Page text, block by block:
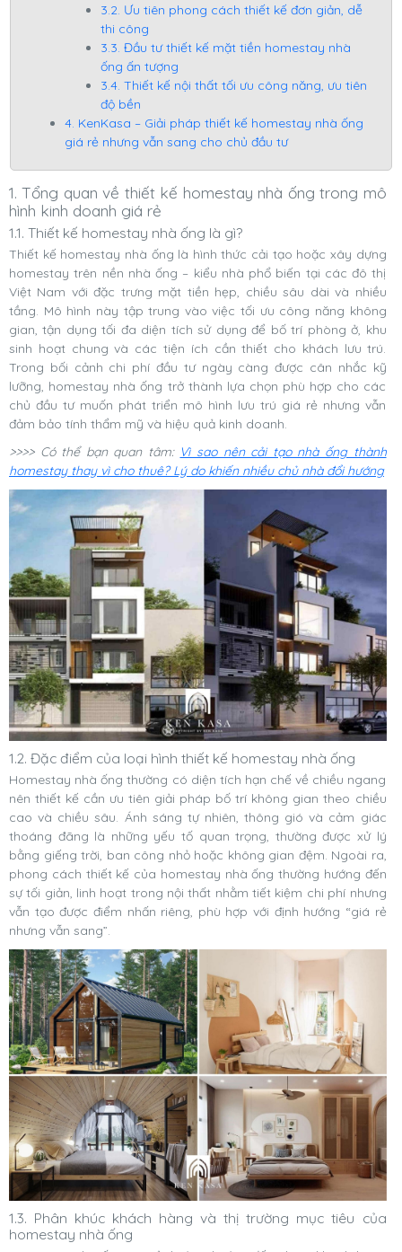
3.2. Ưu tiên phong cách thiết kế đơn giản, dễ
thi công
3.3. Đầu tư thiết kế mặt tiền homestay nhà
ống ấn tượng
3.4. Thiết kế nội thất tối ưu công năng, ưu tiên
độ bền
4. KenKasa – Giải pháp thiết kế homestay nhà ống
giá rẻ nhưng vẫn sang cho chủ đầu tư
1. Tổng quan về thiết kế homestay nhà ống trong mô
hình kinh doanh giá rẻ
1.1. Thiết kế homestay nhà ống là gì?
Thiết kế homestay nhà ống là hình thức cải tạo hoặc xây dựng
homestay trên nền nhà ống – kiểu nhà phổ biến tại các đô thị
Việt Nam với đặc trưng mặt tiền hẹp, chiều sâu dài và nhiều
tầng. Mô hình này tập trung vào việc tối ưu công năng không
gian, tận dụng tối đa diện tích sử dụng để bố trí phòng ở, khu
sinh hoạt chung và các tiện ích cần thiết cho khách lưu trú.
Trong bối cảnh chi phí đầu tư ngày càng được cân nhắc kỹ
lưỡng, homestay nhà ống trở thành lựa chọn phù hợp cho các
chủ đầu tư muốn phát triển mô hình lưu trú giá rẻ nhưng vẫn
đảm bảo tính thẩm mỹ và hiệu quả kinh doanh.
>>>> Có thể bạn quan tâm: Vì sao nên cải tạo nhà ống thành
homestay thay vì cho thuê? Lý do khiến nhiều chủ nhà đổi hướng
1.2. Đặc điểm của loại hình thiết kế homestay nhà ống
Homestay nhà ống thường có diện tích hạn chế về chiều ngang
nên thiết kế cần ưu tiên giải pháp bố trí không gian theo chiều
cao và chiều sâu. Ánh sáng tự nhiên, thông gió và cảm giác
thoáng đãng là những yếu tố quan trọng, thường được xử lý
bằng giếng trời, ban công nhỏ hoặc không gian đệm. Ngoài ra,
phong cách thiết kế của homestay nhà ống thường hướng đến
sự tối giản, linh hoạt trong nội thất nhằm tiết kiệm chi phí nhưng
vẫn tạo được điểm nhấn riêng, phù hợp với định hướng “giá rẻ
nhưng vẫn sang”.
1.3. Phân khúc khách hàng và thị trường mục tiêu của
homestay nhà ống